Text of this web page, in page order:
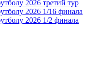
2026 третий тур
2026 1/16 финала
2026 1/2 финала